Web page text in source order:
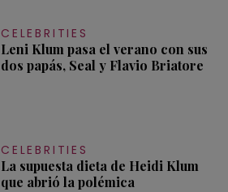
CELEBRITIES
Leni Klum pasa el verano con sus
dos papás, Seal y Flavio Briatore
CELEBRITIES
La supuesta dieta de Heidi Klum
que abrió la polémica